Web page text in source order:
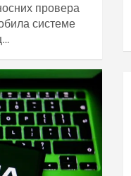
провера
системе